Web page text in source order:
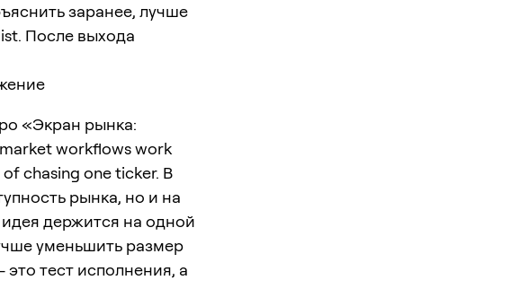
заранее, лучше
После выхода
«Экран рынка:
workflows work
chasing one ticker. В
рынка, но и на
держится на одной
уменьшить размер
тест исполнения, а